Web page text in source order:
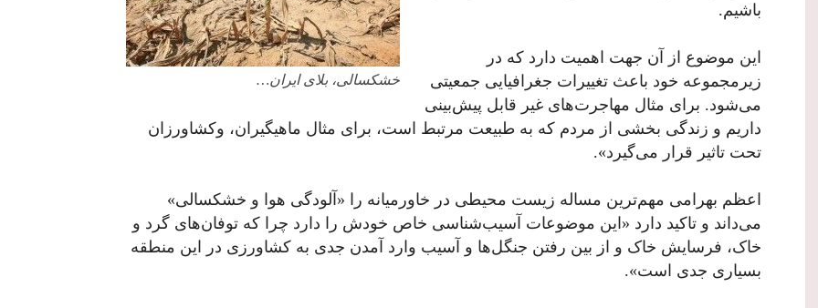
خشکسالی، بلای ایران…
باشیم.
این موضوع از آن جهت اهمیت دارد که در
زیرمجموعه‌ خود باعث تغییرات جغرافیایی جمعیتی
می‌شود. برای مثال مهاجرت‌های غیر قابل پیش‌بینی
داریم و زندگی بخشی از مردم که به طبیعت مرتبط است، برای مثال ماهیگیران، وکشاورزان
تحت تاثیر قرار می‌گیرد».
اعظم بهرامی مهم‌ترین مساله زیست محیطی در خاورمیانه را «آلودگی هوا و خشکسالی‌»
می‌داند و تاکید دارد «این موضوعات آسیب‌شناسی خاص خودش را دارد چرا که توفان‌های گرد و
خاک، فرسایش خاک و از بین رفتن جنگل‌ها و آسیب وارد آمدن جدی به کشاورزی در این منطقه
بسیاری جدی است».